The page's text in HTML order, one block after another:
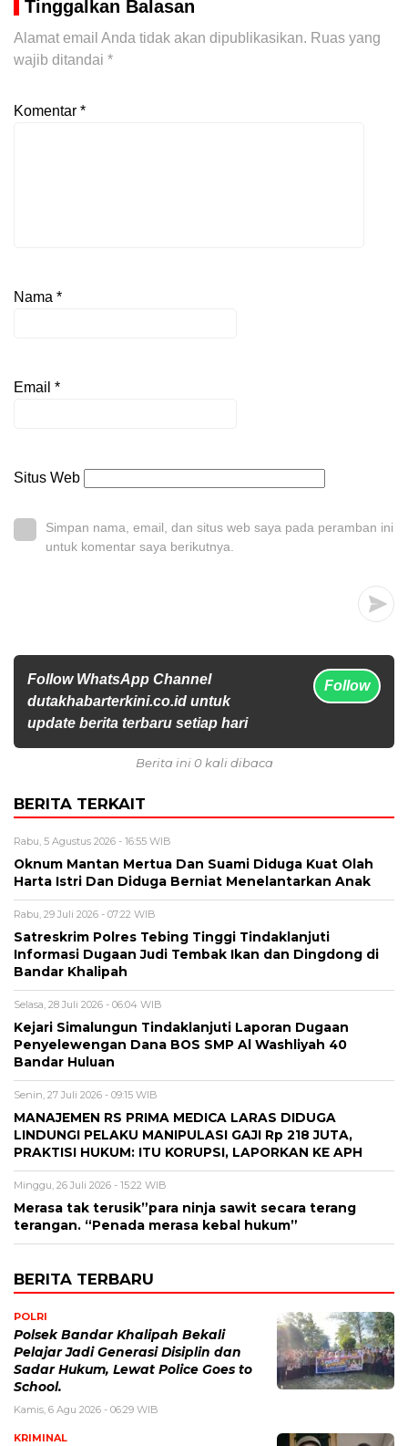
Tinggalkan Balasan
Alamat email Anda tidak akan dipublikasikan. Ruas yang
wajib ditandai *
Komentar *
Nama *
Email *
Situs Web
Simpan nama, email, dan situs web saya pada peramban ini
untuk komentar saya berikutnya.
Follow WhatsApp Channel
dutakhabarterkini.co.id untuk
update berita terbaru setiap hari
Follow
Berita ini 0 kali dibaca
BERITA TERKAIT
Rabu, 5 Agustus 2026 - 16:55 WIB
Oknum Mantan Mertua Dan Suami Diduga Kuat Olah
Harta Istri Dan Diduga Berniat Menelantarkan Anak
Rabu, 29 Juli 2026 - 07:22 WIB
Satreskrim Polres Tebing Tinggi Tindaklanjuti
Informasi Dugaan Judi Tembak Ikan dan Dingdong di
Bandar Khalipah
Selasa, 28 Juli 2026 - 06:04 WIB
Kejari Simalungun Tindaklanjuti Laporan Dugaan
Penyelewengan Dana BOS SMP Al Washliyah 40
Bandar Huluan
Senin, 27 Juli 2026 - 09:15 WIB
MANAJEMEN RS PRIMA MEDICA LARAS DIDUGA
LINDUNGI PELAKU MANIPULASI GAJI Rp 218 JUTA,
PRAKTISI HUKUM: ITU KORUPSI, LAPORKAN KE APH
Minggu, 26 Juli 2026 - 15:22 WIB
Merasa tak terusik”para ninja sawit secara terang
terangan. “Penada merasa kebal hukum”
BERITA TERBARU
POLRI
Polsek Bandar Khalipah Bekali
Pelajar Jadi Generasi Disiplin dan
Sadar Hukum, Lewat Police Goes to
School.
Kamis, 6 Agu 2026 - 06:29 WIB
KRIMINAL